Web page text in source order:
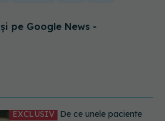
pe Google News -